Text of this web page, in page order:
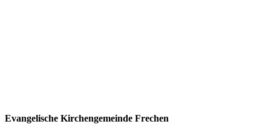
Evangelische Kirchengemeinde Frechen